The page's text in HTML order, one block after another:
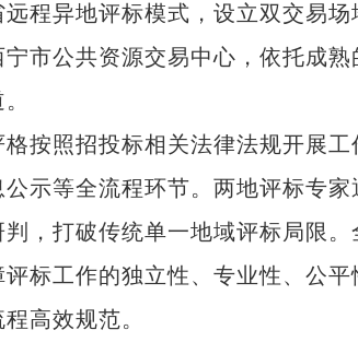
程异地评标模式，设立双交易场
市公共资源交易中心，依托成熟
照招投标相关法律法规开展工
示等全流程环节。两地评标专家
，打破传统单一地域评标局限。
标工作的独立性、专业性、公平
高效规范。